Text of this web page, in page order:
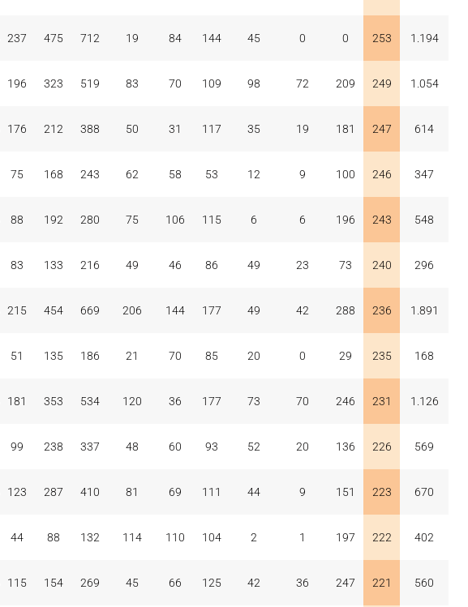
237 475 712 19 84 144 45 0 0 253 1.194
196 323 519 83 70 109 98 72 209 249 1.054
176 212 388 50 31 117 35 19 181 247 614
75 168 243 62 58 53 12 9 100 246 347
88 192 280 75 106 115 6 6 196 243 548
83 133 216 49 46 86 49 23 73 240 296
215 454 669 206 144 177 49 42 288 236 1.891
51 135 186 21 70 85 20 0 29 235 168
181 353 534 120 36 177 73 70 246 231 1.126
99 238 337 48 60 93 52 20 136 226 569
123 287 410 81 69 111 44 9 151 223 670
44 88 132 114 110 104 2 1 197 222 402
115 154 269 45 66 125 42 36 247 221 560